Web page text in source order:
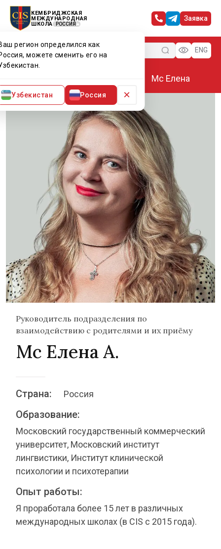
КЕМБРИДЖСКАЯ
МЕЖДУНАРОДНАЯ
ШКОЛА
РОССИЯ
регион определился как
можете сменить его на
Узбекистан Россия ×
Заявка
Меню ENG
Мс Елена
Руководитель подразделения по
взаимодействию с родителями и их приёму
Мс Елена А.
Страна: Россия
Образование:
Московский государственный коммерческий
университет, Московский институт
лингвистики, Институт клинической
психологии и психотерапии
Опыт работы:
Я проработала более 15 лет в различных
международных школах (в СIS с 2015 года).